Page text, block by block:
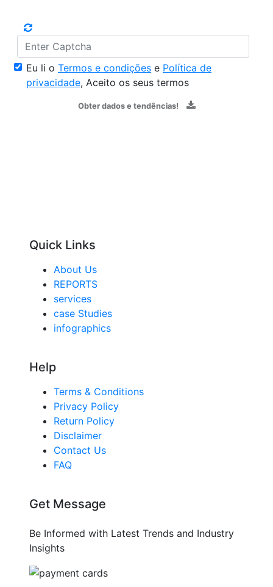
Eu li o Termos e condições e Política de
privacidade, Aceito os seus termos
Obter dados e tendências!
Quick Links
About Us
REPORTS
services
case Studies
infographics
Help
Terms & Conditions
Privacy Policy
Return Policy
Disclaimer
Contact Us
FAQ
Get Message
Be Informed with Latest Trends and Industry
Insights